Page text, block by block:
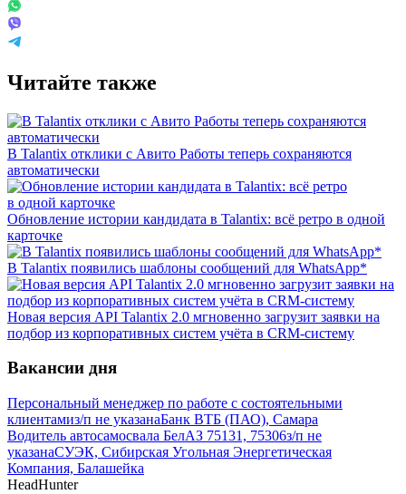
Читайте также
В Talantix отклики с Авито Работы теперь сохраняются
автоматически
Обновление истории кандидата в Talantix: всё ретро в одной
карточке
В Talantix появились шаблоны сообщений для WhatsApp*
Новая версия API Talantix 2.0 мгновенно загрузит заявки на
подбор из корпоративных систем учёта в CRM-систему
Вакансии дня
Персональный менеджер по работе с состоятельными
клиентамиз/п не указанаБанк ВТБ (ПАО), Самара
Водитель автосамосвала БелАЗ 75131, 75306з/п не
указанаСУЭК, Сибирская Угольная Энергетическая
Компания, Балашейка
HeadHunter